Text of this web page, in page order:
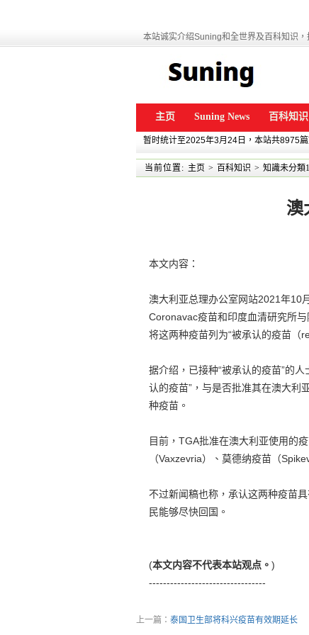
本站诚实介绍Suning和全世界及百科知识，
主页 Suning News 百科知识
暂时统计至2025年3月24日，本站共8975
当前位置: 主页 > 百科知识 > 知識未分類1
澳
本文内容：
澳大利亚总理办公室网站2021年10
Coronavac疫苗和印度血清研究所
将这两种疫苗列为“被承认的疫苗（
据介绍，已接种“被承认的疫苗”的
认的疫苗”，与是否批准其在澳大利
种疫苗。
目前，TGA批准在澳大利亚使用的
（Vaxzevria）、莫德纳疫苗（
不过新闻稿也称，承认这两种疫苗
民能够尽快回国。
(本文内容不代表本站观点。 )
---------------------------------
上一篇： 泰国卫生部将科兴疫苗有效期延长